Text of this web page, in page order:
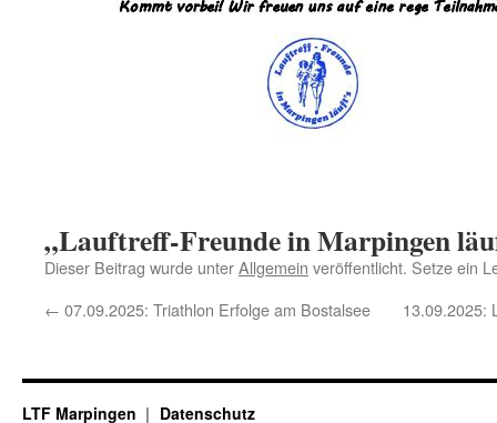
„Lauftreff-Freunde in Marpingen
Dieser Beitrag wurde unterAllgemein veröffentlicht. Setze ein
← 07.09.2025: Triathlon Erfolge am Bostalsee 13.09.2025:
LTF Marpingen Datenschutz